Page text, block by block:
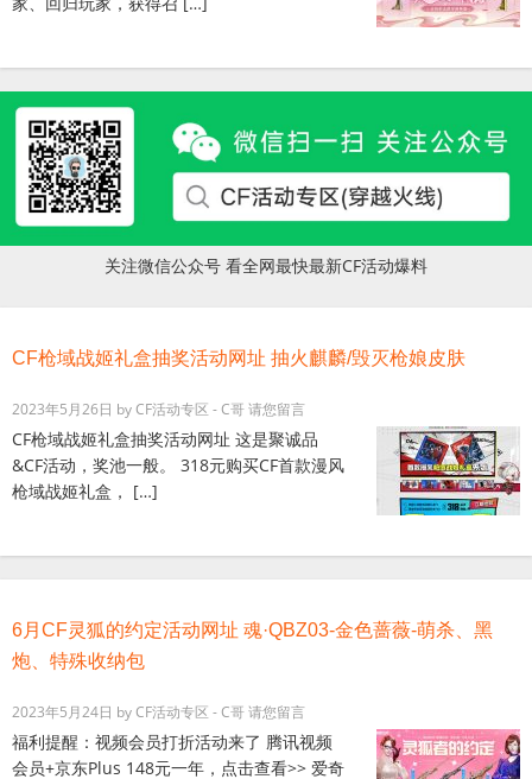
关注微信公众号 看全网最快最新CF活动爆料
CF枪域战姬礼盒抽奖活动网址 抽火麒麟/毁灭枪娘皮肤
2023年5月26日 byCF活动专区 - C哥请您留言
CF枪域战姬礼盒抽奖活动网址 这是聚诚品
&CF活动，奖池一般。 318元购买CF首款漫风
枪域战姬礼盒， […]
6月CF灵狐的约定活动网址 魂·QBZ03-金色蔷薇-萌杀、黑
炮、特殊收纳包
2023年5月24日 byCF活动专区 - C哥请您留言
福利提醒：视频会员打折活动来了 腾讯视频
会员+京东Plus 148元一年，点击查看>> 爱奇